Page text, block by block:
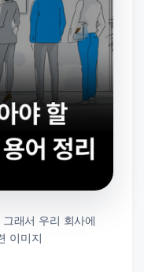
래서 우리 회사에
이미지